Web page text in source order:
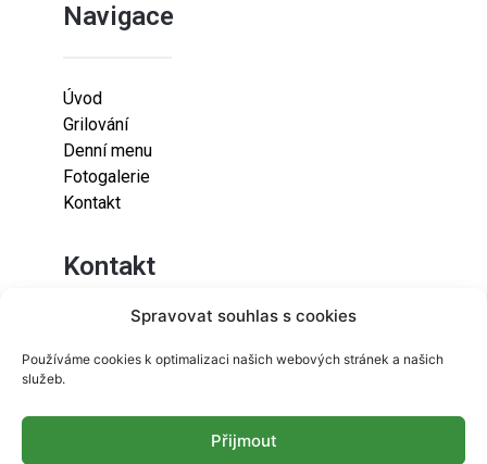
Spravovat souhlas s cookies
Používáme cookies k optimalizaci našich webových stránek a našich
služeb.
Přijmout
Navigace
Úvod
Grilování
Denní menu
Fotogalerie
Kontakt
Kontakt
Lazaretní 925/9